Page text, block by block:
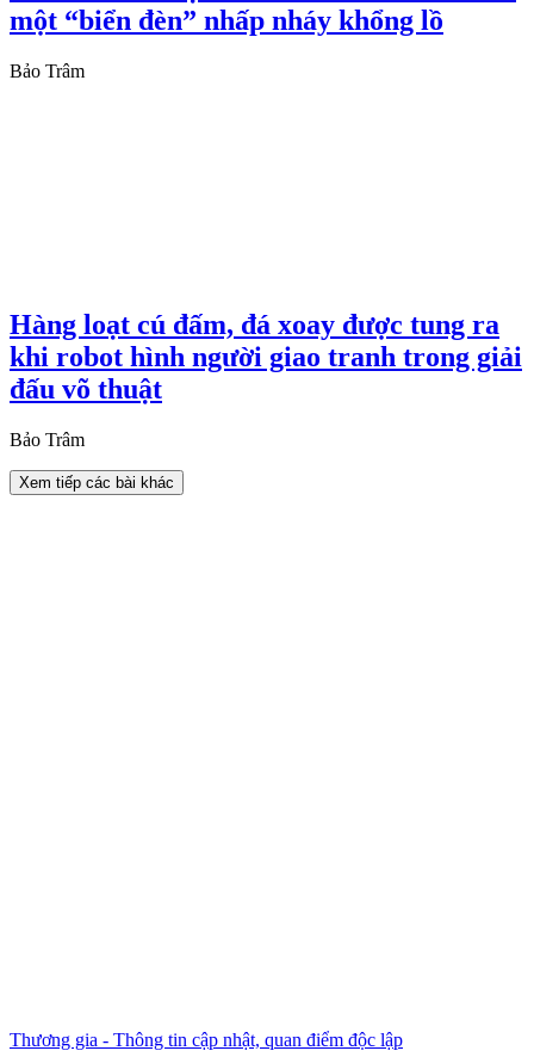
một “biển đèn” nhấp nháy khổng lồ
Bảo Trâm
Hàng loạt cú đấm, đá xoay được tung ra
khi robot hình người giao tranh trong giải
đấu võ thuật
Bảo Trâm
Xem tiếp các bài khác
Thương gia - Thông tin cập nhật, quan điểm độc lập